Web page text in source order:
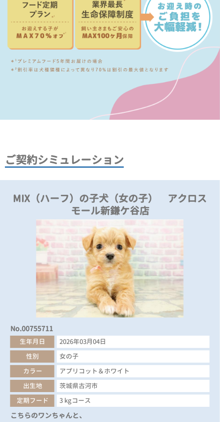
ご契約シミュレーション
MIX（ハーフ）の子犬（女の子） アクロス
モール新鎌ケ谷店
No.00755711
生年月日
2026年03月04日
性別
女の子
カラー
アプリコット＆ホワイト
出生地
茨城県古河市
定期フード
3 kgコース
こちらのワンちゃんと、